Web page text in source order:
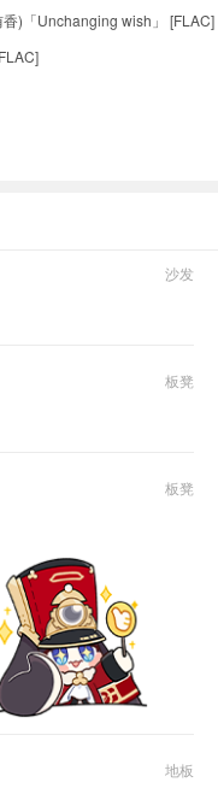
)「Unchanging wish」 [FLAC]
沙发
板凳
板凳
地板